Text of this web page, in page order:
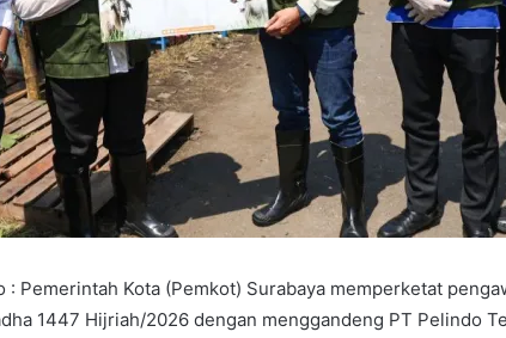
: Pemerintah Kota (Pemkot) Surabaya memperketat
1447 Hijriah/2026 dengan menggandeng PT Pelindo